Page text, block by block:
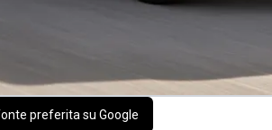
preferita su Google